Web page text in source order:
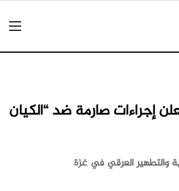
إجراءات صارمة ضد “الكيان
والتطهير العرقي في غزة